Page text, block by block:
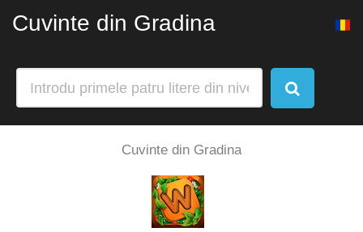
Cuvinte din Gradina
Cuvinte din Gradina